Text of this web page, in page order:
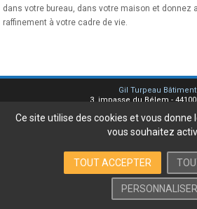
dans votre bureau, dans votre maison et donnez
raffinement à votre cadre de vie.
Gil Turpeau Bâtiment
3, impasse du Bélem -
info@turpeau.fr
Mentions légales
Contact
Ce site utilise des cookies et vous donne
vous souhaitez
TOUT ACCEPTER
PERSONNALISER